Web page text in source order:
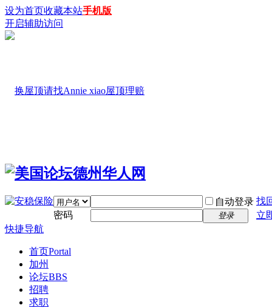
设为首页收藏本站手机版
开启辅助访问
自动登录 找
密码
登录
立
快捷导航
首页Portal
加州
论坛BBS
招聘
求职